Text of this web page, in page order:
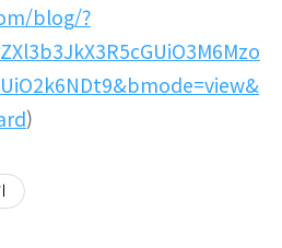
blog/?
)